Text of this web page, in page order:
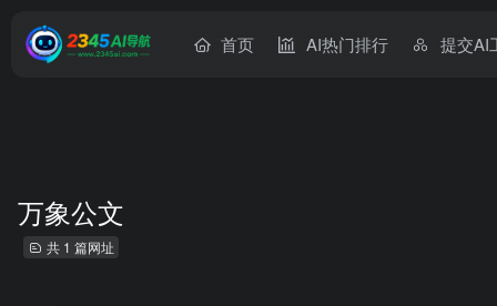
首页 AI热门排行 提交AI
万象公文
共 1 篇网址